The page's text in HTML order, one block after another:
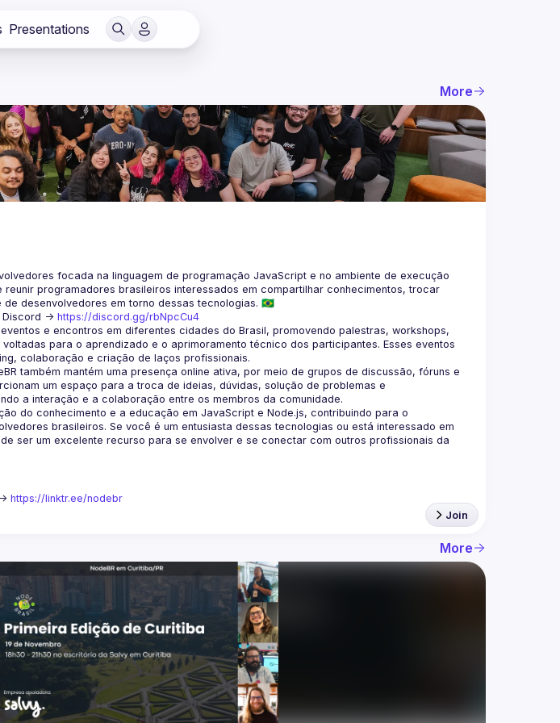
Presentations
More
focada na linguagem de programação JavaScript e no ambiente de execução
programadores brasileiros interessados em compartilhar conhecimentos, trocar
-> https://discord.gg/rbNpcCu4
e encontros em diferentes cidades do Brasil, promovendo palestras, workshops,
para o aprendizado e o aprimoramento técnico dos participantes. Esses eventos
também mantém uma presença online ativa, por meio de grupos de discussão, fóruns e
um espaço para a troca de ideias, dúvidas, solução de problemas e
do conhecimento e a educação em JavaScript e Node.js, contribuindo para o
brasileiros. Se você é um entusiasta dessas tecnologias ou está interessado em
ser um excelente recurso para se envolver e se conectar com outros profissionais da
https://linktr.ee/nodebr
Join
More